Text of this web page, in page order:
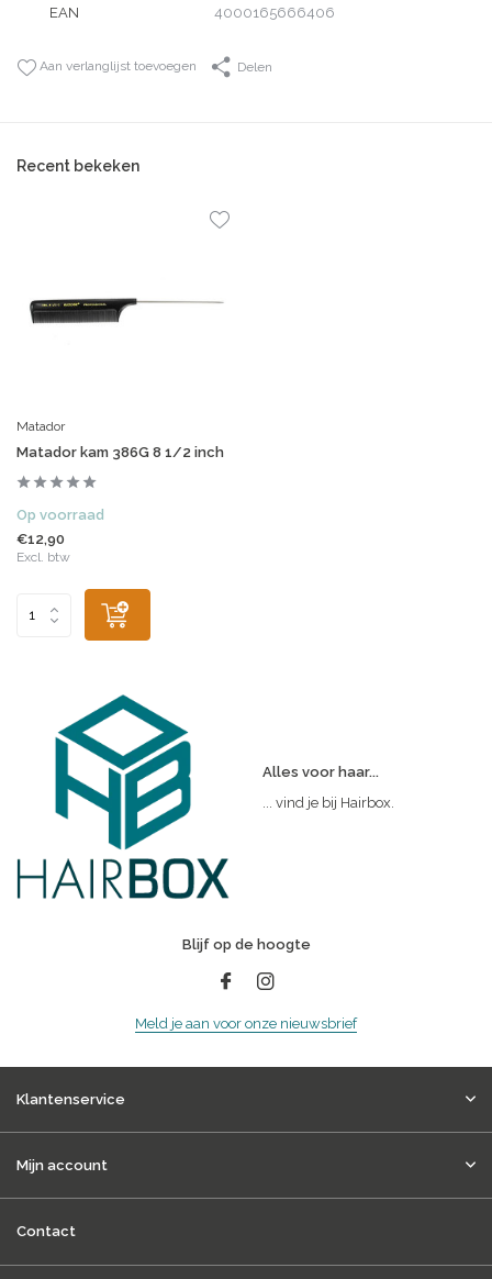
EAN 4000165666406
Aan verlanglijst toevoegen Delen
Recent bekeken
Matador
Matador kam 386G 8 1/2 inch
Op voorraad
€12,90
Excl. btw
Alles voor haar...
... vind je bij Hairbox.
Blijf op de hoogte
Meld je aan voor onze nieuwsbrief
Klantenservice
Mijn account
Contact